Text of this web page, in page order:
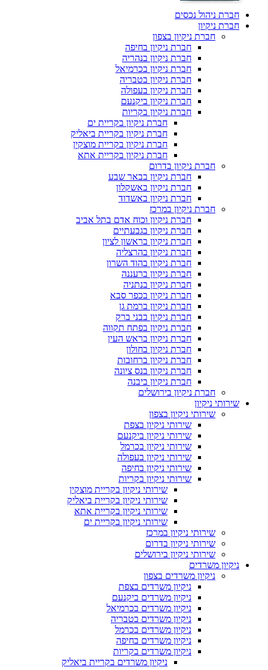
חברת ניהול נכסים
חברת ניקיון
חברת ניקיון בצפון
חברת ניקיון בחיפה
חברת ניקיון בנהריה
חברת ניקיון בכרמיאל
חברת ניקיון בטבריה
חברת ניקיון בעפולה
חברת ניקיון ביקנעם
חברת ניקיון בקריות
חברת ניקיון בקריית ים
חברת ניקיון בקריית ביאליק
חברת ניקיון בקריית מוצקין
חברת ניקיון בקריית אתא
חברת ניקיון בדרום
חברת ניקיון בבאר שבע
חברת ניקיון באשקלון
חברת ניקיון באשדוד
חברת ניקיון במרכז
חברת ניקיון וכוח אדם בתל אביב
חברת ניקיון בגבעתיים
חברת ניקיון בראשון לציון
חברת ניקיון בהרצליה
חברת ניקיון בהוד השרון
חברת ניקיון ברעננה
חברת ניקיון בנתניה
חברת ניקיון בכפר סבא
חברת ניקיון ברמת גן
חברת ניקיון בבני ברק
חברת ניקיון בפתח תקווה
חברת ניקיון בראש העין
חברת ניקיון בחולון
חברת ניקיון ברחובות
חברת ניקיון בנס ציונה
חברת ניקיון ביבנה
חברת ניקיון בירושלים
שירותי ניקיון
שירותי ניקיון בצפון
שירותי ניקיון בצפת
שירותי ניקיון ביקנעם
שירותי ניקיון בכרמל
שירותי ניקיון בעפולה
שירותי ניקיון בחיפה
שירותי ניקיון בקריות
שירותי ניקיון בקריית מוצקין
שירותי ניקיון בקריית ביאליק
שירותי ניקיון בקריית אתא
שירותי ניקיון בקריית ים
שירותי ניקיון במרכז
שירותי ניקיון בדרום
שירותי ניקיון בירושלים
ניקיון משרדים
ניקיון משרדים בצפון
ניקיון משרדים בצפת
ניקיון משרדים ביקנעם
ניקיון משרדים בכרמיאל
ניקיון משרדים בטבריה
ניקיון משרדים בכרמל
ניקיון משרדים בחיפה
ניקיון משרדים בקריות
ניקיון משרדים בקריית ביאליק